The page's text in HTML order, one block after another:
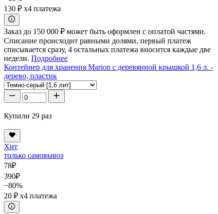
130 ₽ x4 платежа
Заказ до 150 000 ₽ может быть оформлен с оплатой частями.
Списание происходит равными долями, первый платеж
списывается сразу, 4 остальных платежа вносится каждые две
недели. Подробнее
Контейнер для хранения Marion с деревянной крышкой 1,6 л. -
дерево, пластик
Купили 29 раз
Хит
только самовывоз
78₽
390₽
−80%
20 ₽ x4 платежа